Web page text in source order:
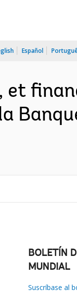
Español
et
BOLETÍN
MUNDIAL
Suscríbase al